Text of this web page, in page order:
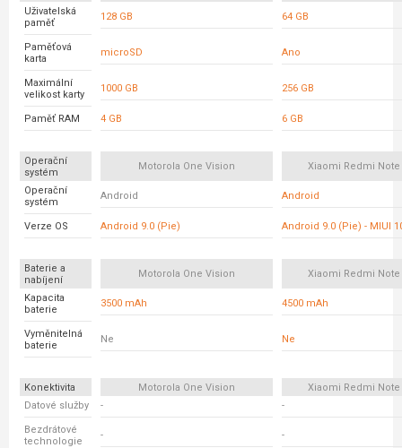
Uživatelská
paměť
128 GB 64 GB
Paměťová
karta
microSD Ano
Maximální
velikost karty
1000 GB 256 GB
Paměť RAM 4 GB 6 GB
Operační
systém
Motorola One Vision Xiaomi Redmi Note
Operační
systém
Android Android
Verze OS Android 9.0 (Pie) Android 9.0 (Pie) - MIUI
Baterie a
nabíjení
Motorola One Vision Xiaomi Redmi Note
Kapacita
baterie
3500 mAh 4500 mAh
Vyměnitelná
baterie
Ne Ne
Konektivita Motorola One Vision
Xiaomi Redmi Note
Datové služby
- -
Bezdrátové
technologie
- -